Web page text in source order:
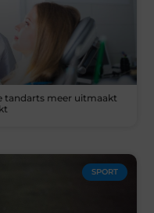
tandarts meer uitmaakt
SPORT